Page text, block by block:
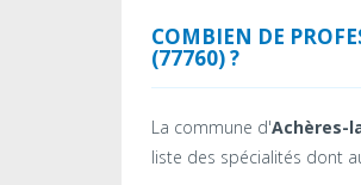
COMBIEN DE
(77760) ?
La commune d'Achères-
liste des spécialités dont